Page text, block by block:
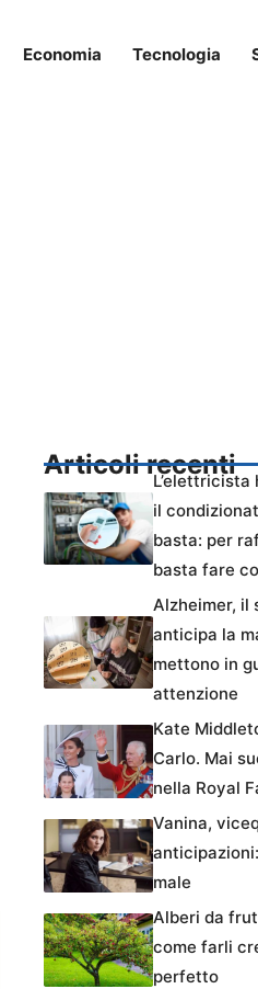
Economia Tecnologia
Articoli recenti
il
basta: per
basta fare
Alzheimer, il
anticipa la
mettono in
attenzione
Kate
Carlo. Mai
nella Royal
Vanina,
male
Alberi da
come farli
perfetto